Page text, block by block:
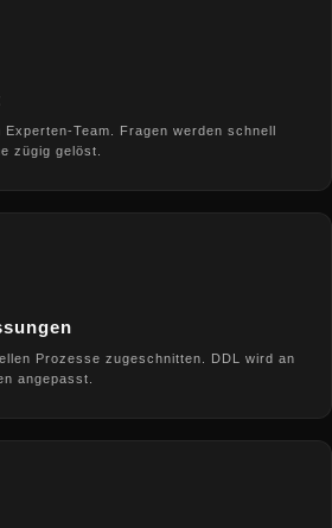
Team. Fragen werden schnell
zügig gelöst.
Prozesse zugeschnitten. DDL wird an
angepasst.